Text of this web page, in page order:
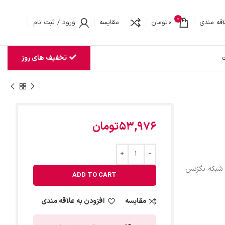
مندی 0
0تومان مقایسه ورود / ثبت نام
تخفیف های روز
شبکه نگزنس
53,976تومان
ADD TO CART
مقایسه افزودن به علاقه مندی